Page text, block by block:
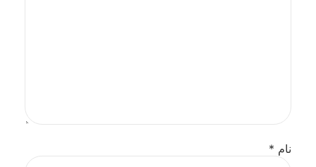
نام *